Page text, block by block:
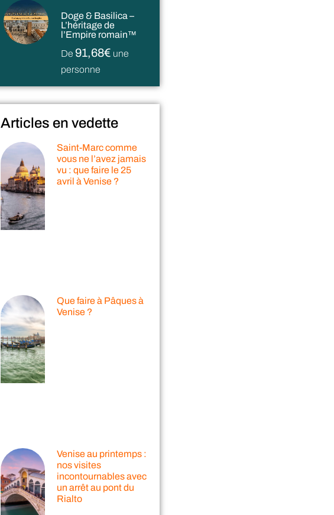
Doge & Basilica –
L’héritage de
l’Empire romain™
De 91,68€ une
personne
Articles en vedette
Saint-Marc comme
vous ne l’avez jamais
vu : que faire le 25
avril à Venise ?
Que faire à Pâques à
Venise ?
Venise au printemps :
nos visites
incontournables avec
un arrêt au pont du
Rialto